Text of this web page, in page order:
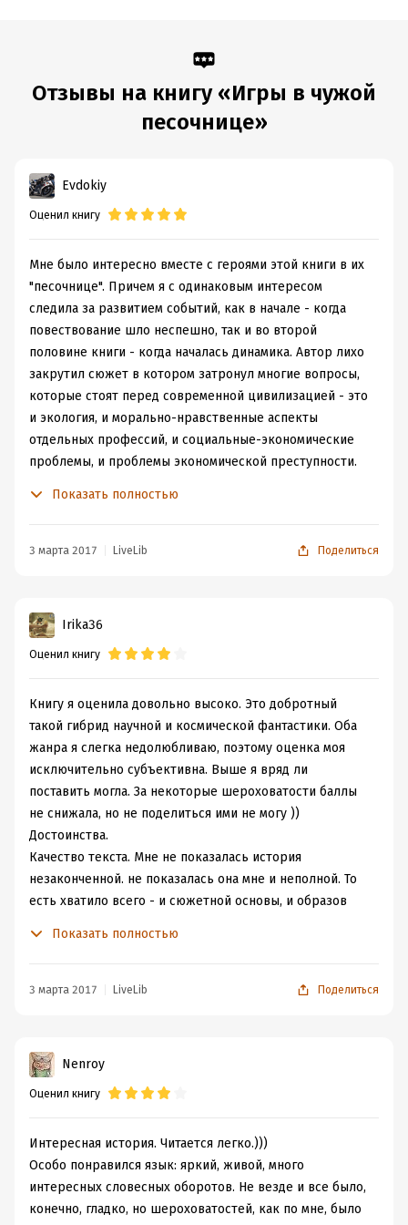
Отзывы на книгу «Игры в чужой
песочнице»
Evdokiy
Оценил книгу
Мне было интересно вместе с героями этой книги в их
"песочнице". Причем я с одинаковым интересом
следила за развитием событий, как в начале - когда
повествование шло неспешно, так и во второй
половине книги - когда началась динамика. Автор лихо
закрутил сюжет в котором затронул многие вопросы,
которые стоят перед современной цивилизацией - это
и экология, и морально-нравственные аспекты
отдельных профессий, и социальные-экономические
проблемы, и проблемы экономической преступности.
и первопричину всего происходящего на ней, - все
Показать полностью
3 марта 2017 LiveLib Поделиться
Irika36
Оценил книгу
Книгу я оценила довольно высоко. Это добротный
такой гибрид научной и космической фантастики. Оба
жанра я слегка недолюбливаю, поэтому оценка моя
исключительно субъективна. Выше я вряд ли
поставить могла. За некоторые шероховатости баллы
не снижала, но не поделиться ими не могу ))
Достоинства.
Качество текста. Мне не показалась история
незаконченной. не показалась она мне и неполной. То
есть хватило всего - и сюжетной основы, и образов
скучных мест, за что автору отдельное спасибо, но и
мой. Увлек созданный автором мир. Вроде бы уже
столько всего о колонизации космоса написано, что
изобрести свое представляется нереальным. тем не
приятно было ощутить некоторую ностальгическую
нотку - история выдержана в том самом стиле,
который был наиболее популярен в 70-80 годах
прошлого века, т.е. фактически классика жанра.
Показать полностью
3 марта 2017 LiveLib Поделиться
Nenroy
Оценил книгу
Интересная история. Читается легко.)))
Особо понравился язык: яркий, живой, много
интересных словесных оборотов. Не везде и все было,
конечно, гладко, но шероховатостей, как по мне, было